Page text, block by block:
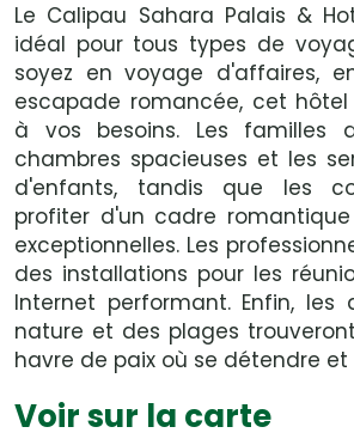
Le Calipau Sahara Palais &
idéal pour tous types de
soyez en voyage d'affaires,
escapade romancée, cet
à vos besoins. Les familles
chambres spacieuses et les
d'enfants, tandis que les
profiter d'un cadre
exceptionnelles. Les
des installations pour les
Internet performant. Enfin, les
nature et des plages
havre de paix où se détendre et
Voir sur la carte